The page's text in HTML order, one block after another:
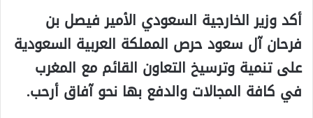
أكد وزير الخارجية السعودي الأمير فيصل بن
فرحان آل سعود حرص المملكة العربية السعودية
على تنمية وترسيخ التعاون القائم مع المغرب
في كافة المجالات والدفع بها نحو آفاق أرحب.